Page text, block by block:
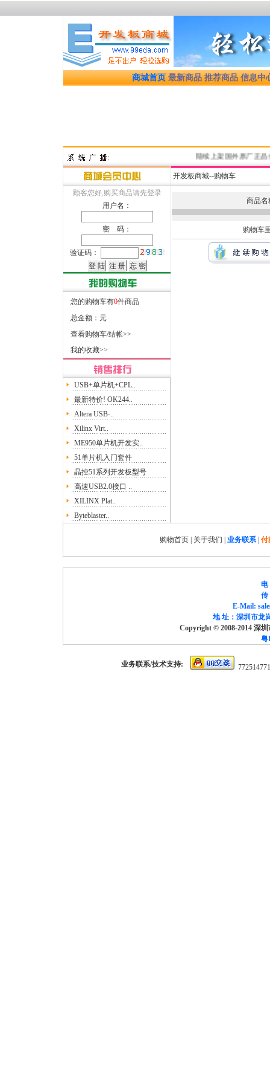
商城首页 最新商品 推荐商品 信息中
陆续上架国外原厂正品
顾客您好,购买商品请先登录
用户名：
密 码：
验证码：
您的购物车有0件商品
总金额： 元
查看购物车/结帐>>
我的收藏>>
USB+单片机+CPL..
最新特价! OK244..
Altera USB-..
Xilinx Virt..
ME950单片机开发实..
51单片机入门套件
晶控51系列开发板型号
高速USB2.0接口 ..
XILINX Plat..
Byteblaster..
开发板商城--购物车
商品名
购物车
购物首页 关于我们 业务联系| 付
电
传
E-Mail:
地 址：深圳市龙
Copyright © 2008-2014 深
粤
业务联系/技术支持: 772514771